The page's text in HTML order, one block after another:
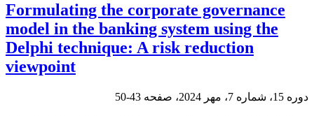
Formulating the corporate governance
model in the banking system using the
Delphi technique: A risk reduction
viewpoint
دوره 15، شماره 7، مهر 2024، صفحه 43-50